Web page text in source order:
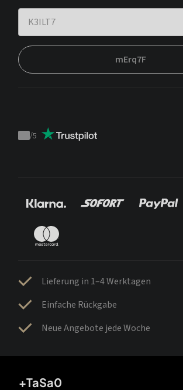
mErq7F
Trustpilot
/5
Lieferung in 1–4 Werktagen
Einfache Rückgabe
Neue Angebote jede Woche
+TaSa0